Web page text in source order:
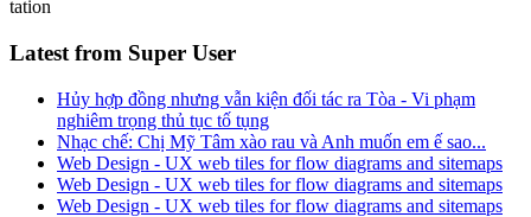
tation
Latest from Super User
Hủy hợp đồng nhưng vẫn kiện đối tác ra Tòa - Vi phạm
nghiêm trọng thủ tục tố tụng
Nhạc chế: Chị Mỹ Tâm xào rau và Anh muốn em ế sao...
Web Design - UX web tiles for flow diagrams and sitemaps
Web Design - UX web tiles for flow diagrams and sitemaps
Web Design - UX web tiles for flow diagrams and sitemaps